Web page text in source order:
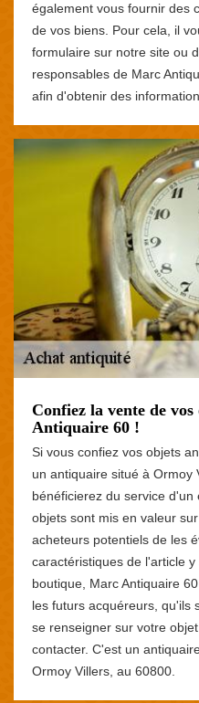
également vous fournir des
de vos biens. Pour cela, il
formulaire sur notre site ou
responsables de Marc
afin d'obtenir des
Confiez la vente de
Antiquaire 60 !
Si vous confiez vos objets
un antiquaire situé à Ormoy
bénéficierez du service
objets sont mis en valeur
acheteurs potentiels de les
caractéristiques de l'article
boutique, Marc Antiquaire
les futurs acquéreurs, qu'ils
se renseigner sur votre
contacter. C'est un
Ormoy Villers, au 60800.